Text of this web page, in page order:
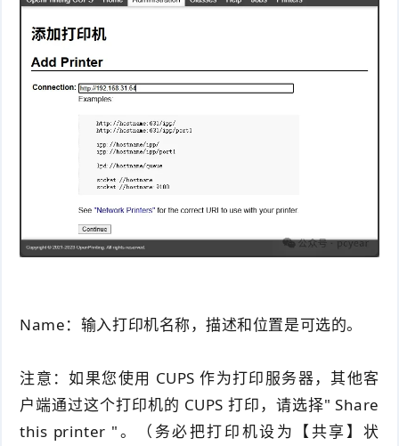
Name：输入打印机名称，描述和位置是可选的。
注意：如果您使用 CUPS 作为打印服务器，其他客
户端通过这个打印机的 CUPS 打印，请选择" Share
this printer "。（务必把打印机设为【共享】状